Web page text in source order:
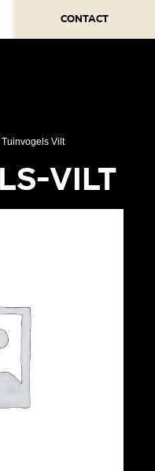
Contact
Tuinvogels Vilt
vilt